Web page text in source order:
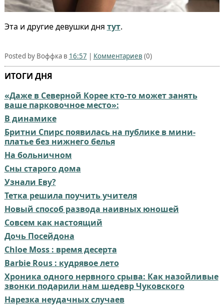
Эта и другие девушки дня тут.
Posted by Воффка в 16:57 | Комментариев (0)
ИТОГИ ДНЯ
«Даже в Северной Корее кто-то может занять
ваше парковочное место»:
В динамике
Бритни Спирс появилась на публике в мини-
платье без нижнего белья
На больничном⁠⁠
Сны старого дома
Узнали Еву?
Тетка решила поучить учителя
Новый способ развода наивных юношей
Совсем как настоящий⁠⁠
Дочь Посейдона
Chloe Moss : время десерта
Barbie Rous : кудрявое лето
Хроника одного нервного срыва: Как назойливые
звонки подарили нам шедевр Чуковского
Нарезка неудачных случаев